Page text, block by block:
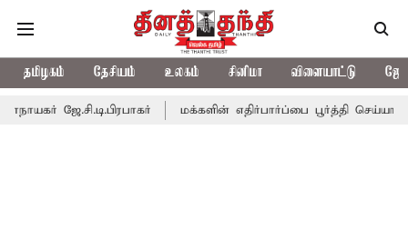
தமிழகம் தேசியம் உலகம் சினிமா விளையாட்டு
மக்களின் எதிர்பார்ப்பை பூர்த்தி செய்யாத பட்ஜெட்;